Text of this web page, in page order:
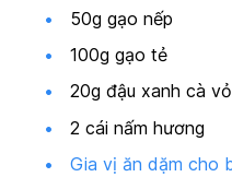
50g gạo nếp
100g gạo tẻ
20g đậu xanh cà vỏ
2 cái nấm hương
Gia vị ăn dặm cho